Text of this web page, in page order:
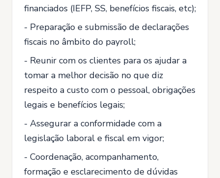
financiados (IEFP, SS, benefícios fiscais, etc);
- Preparação e submissão de declarações
fiscais no âmbito do payroll;
- Reunir com os clientes para os ajudar a
tomar a melhor decisão no que diz
respeito a custo com o pessoal, obrigações
legais e benefícios legais;
- Assegurar a conformidade com a
legislação laboral e fiscal em vigor;
- Coordenação, acompanhamento,
formação e esclarecimento de dúvidas